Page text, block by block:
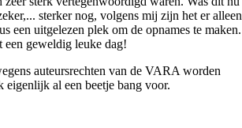
sterker nog, volgens mij zijn het er alleen
een uitgelezen plek om de opnames te maken.
geweldig leuke dag!
auteursrechten van de VARA worden
al een beetje bang voor.